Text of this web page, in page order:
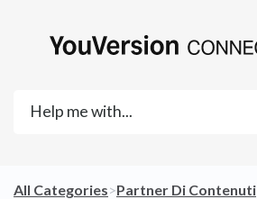
All Categories​>​​Partner Di Contenuti